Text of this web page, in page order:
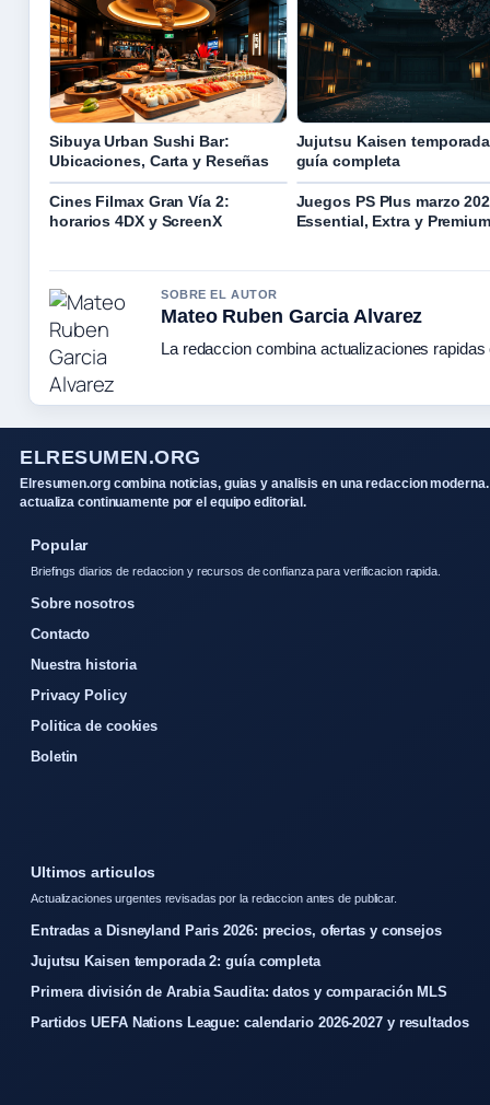
Sibuya Urban Sushi Bar:
Ubicaciones, Carta y Reseñas
Jujutsu Kaisen
guía completa
Cines Filmax Gran Vía 2:
horarios 4DX y ScreenX
Juegos PS Plus marzo
Essential, Extra y Premium
SOBRE EL AUTOR
Mateo Ruben Garcia Alvarez
La redaccion combina actualizaciones
ELRESUMEN.ORG
Elresumen.org combina noticias, guias y analisis en una redaccion moderna.
actualiza continuamente por el equipo editorial.
Popular
Briefings diarios de redaccion y recursos de confianza para verificacion rapida.
Sobre nosotros
Contacto
Nuestra historia
Privacy Policy
Politica de cookies
Boletin
Ultimos articulos
Actualizaciones urgentes revisadas por la redaccion antes de publicar.
Entradas a Disneyland Paris 2026: precios, ofertas y consejos
Jujutsu Kaisen temporada 2: guía completa
Primera división de Arabia Saudita: datos y comparación MLS
Partidos UEFA Nations League: calendario 2026-2027 y resultados